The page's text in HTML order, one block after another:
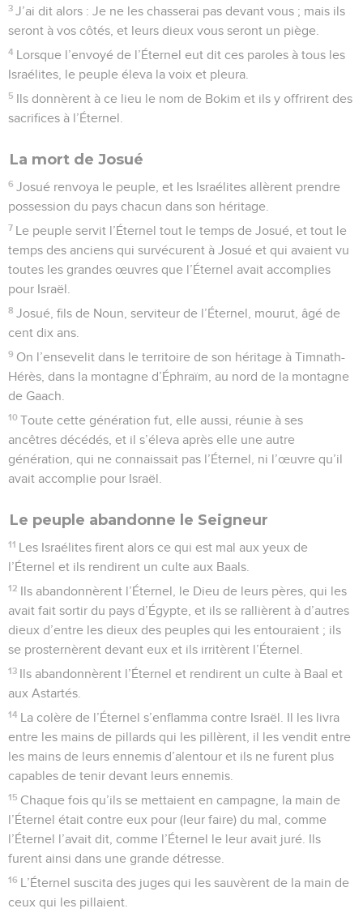
3 J’ai dit alors : Je ne les chasserai pas devant vous ; mais ils
seront à vos côtés, et leurs dieux vous seront un piège.
4 Lorsque l’envoyé de l’Éternel eut dit ces paroles à tous les
Israélites, le peuple éleva la voix et pleura.
5 Ils donnèrent à ce lieu le nom de Bokim et ils y offrirent des
sacrifices à l’Éternel.
La mort de Josué
6 Josué renvoya le peuple, et les Israélites allèrent prendre
possession du pays chacun dans son héritage.
7 Le peuple servit l’Éternel tout le temps de Josué, et tout le
temps des anciens qui survécurent à Josué et qui avaient vu
toutes les grandes œuvres que l’Éternel avait accomplies
pour Israël.
8 Josué, fils de Noun, serviteur de l’Éternel, mourut, âgé de
cent dix ans.
9 On l’ensevelit dans le territoire de son héritage à Timnath-
Hérès, dans la montagne d’Éphraïm, au nord de la montagne
de Gaach.
10 Toute cette génération fut, elle aussi, réunie à ses
ancêtres décédés, et il s’éleva après elle une autre
génération, qui ne connaissait pas l’Éternel, ni l’œuvre qu’il
avait accomplie pour Israël.
Le peuple abandonne le Seigneur
11 Les Israélites firent alors ce qui est mal aux yeux de
l’Éternel et ils rendirent un culte aux Baals.
12 Ils abandonnèrent l’Éternel, le Dieu de leurs pères, qui les
avait fait sortir du pays d’Égypte, et ils se rallièrent à d’autres
dieux d’entre les dieux des peuples qui les entouraient ; ils
se prosternèrent devant eux et ils irritèrent l’Éternel.
13 Ils abandonnèrent l’Éternel et rendirent un culte à Baal et
aux Astartés.
14 La colère de l’Éternel s’enflamma contre Israël. Il les livra
entre les mains de pillards qui les pillèrent, il les vendit entre
les mains de leurs ennemis d’alentour et ils ne furent plus
capables de tenir devant leurs ennemis.
15 Chaque fois qu’ils se mettaient en campagne, la main de
l’Éternel était contre eux pour (leur faire) du mal, comme
l’Éternel l’avait dit, comme l’Éternel le leur avait juré. Ils
furent ainsi dans une grande détresse.
16 L’Éternel suscita des juges qui les sauvèrent de la main de
ceux qui les pillaient.